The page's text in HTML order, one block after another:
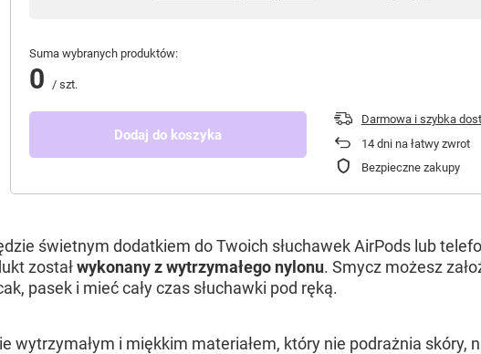
Suma wybranych produktów:
0 / szt.
Dodaj do koszyka
Darmowa i szybka
14dni na łatwy zwrot
Bezpieczne zakupy
świetnym dodatkiem do Twoich słuchawek AirPods lub
zostałwykonany z wytrzymałego nylonu. Smycz możesz
pasek i mieć cały czas słuchawki pod ręką.
wytrzymałym i miękkim materiałem, który nie podrażnia skóry,